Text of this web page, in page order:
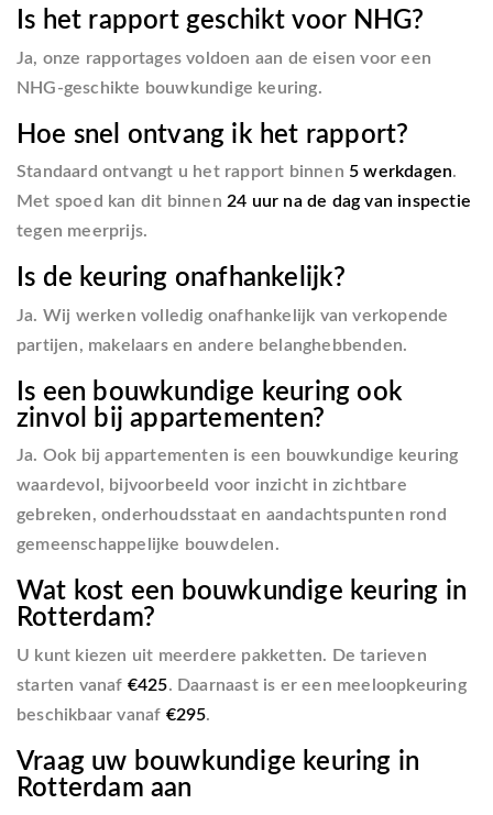
Is het rapport geschikt voor NHG?
Ja, onze rapportages voldoen aan de eisen voor een
NHG-geschikte bouwkundige keuring.
Hoe snel ontvang ik het rapport?
Standaard ontvangt u het rapport binnen 5 werkdagen.
Met spoed kan dit binnen 24 uur na de dag van inspectie
tegen meerprijs.
Is de keuring onafhankelijk?
Ja. Wij werken volledig onafhankelijk van verkopende
partijen, makelaars en andere belanghebbenden.
Is een bouwkundige keuring ook
zinvol bij appartementen?
Ja. Ook bij appartementen is een bouwkundige keuring
waardevol, bijvoorbeeld voor inzicht in zichtbare
gebreken, onderhoudsstaat en aandachtspunten rond
gemeenschappelijke bouwdelen.
Wat kost een bouwkundige keuring in
Rotterdam?
U kunt kiezen uit meerdere pakketten. De tarieven
starten vanaf €425. Daarnaast is er een meeloopkeuring
beschikbaar vanaf €295.
Vraag uw bouwkundige keuring in
Rotterdam aan